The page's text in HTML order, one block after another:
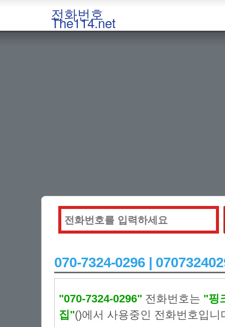
전화번호
The114.net
070-7324-0296 |
"070-7324-0296" 전화번호는 "핑
집"()에서 사용중인 전화번호입니